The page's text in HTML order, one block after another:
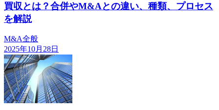
買収とは？合併やM&Aとの違い、種類、プロセス
を解説
M&A全般
2025年10月28日